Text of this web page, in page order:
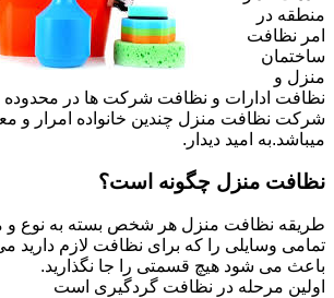
منطقه در
امر نظافت
ساختمان
منزل و
نظافت ادارات و نظافت شرکت ها در محدوده
شرکت نظافت منزل چندین خانواده امرار و
میباشد.به امید دیدار.
نظافت منزل چگونه است؟
طریقه نظافت منزل هر شخص بسته به نوع و
تمامی وسایلی را که برای نظافت لازم دارید
باعث می شود هیچ قسمتی را جا نگذارید.
اولین مرحله در نظافت گردگیری است